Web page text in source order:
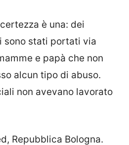
è una: dei
sono stati portati via
e papà che non
alcun tipo di abuso.
non avevano lavorato
Repubblica Bologna.